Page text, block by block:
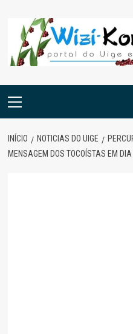
content
Menu
INÍCIO NOTICIAS DO UIGE
MENSAGEM DOS TOCOÍSTAS EM